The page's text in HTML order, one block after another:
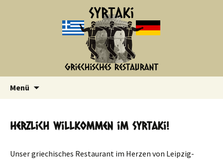
Menü
Herzlich Willkommen im Syrtaki!
Unser griechisches Restaurant im Herzen von Leipzig-